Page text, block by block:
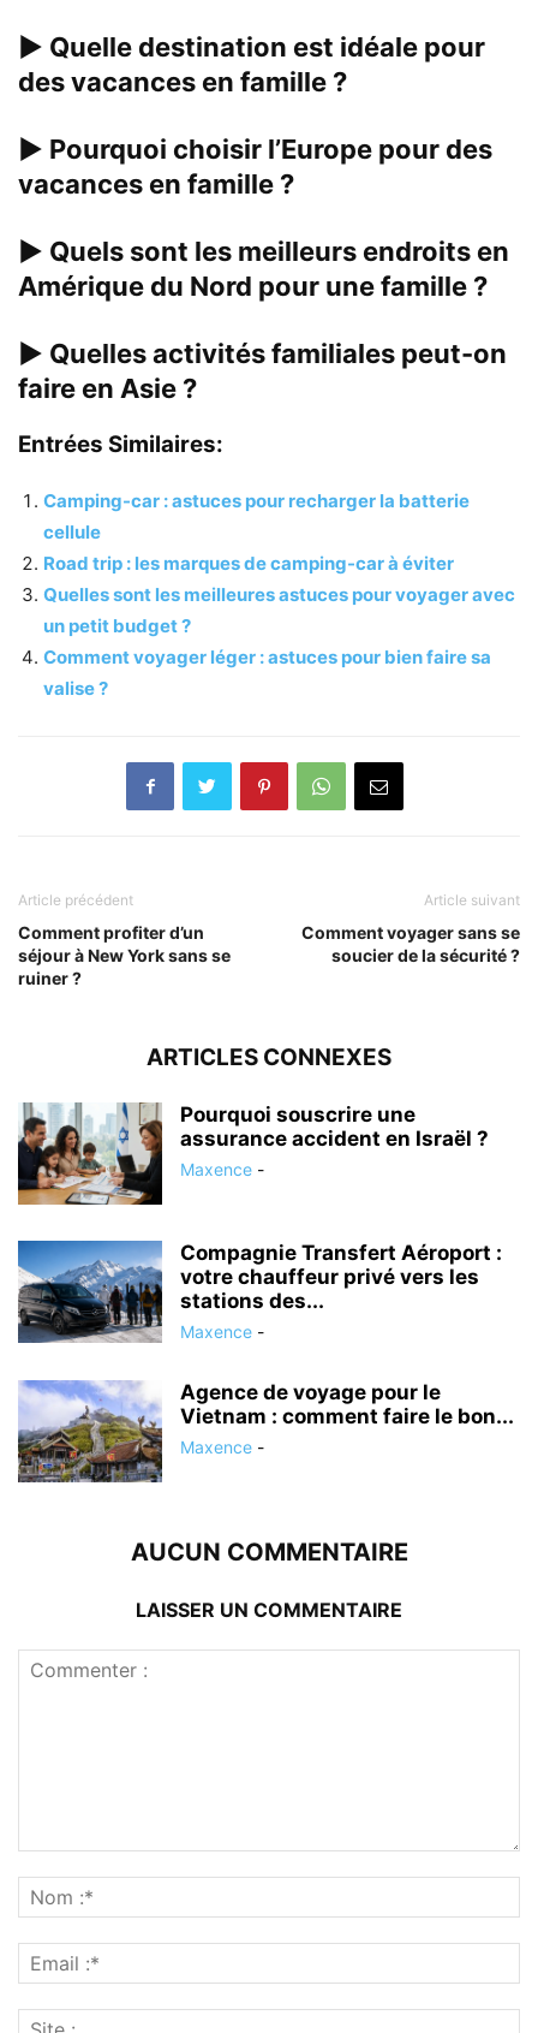
▶ Quelle destination est idéale pour
des vacances en famille ?
▶ Pourquoi choisir l’Europe pour des
vacances en famille ?
▶ Quels sont les meilleurs endroits en
Amérique du Nord pour une famille ?
▶ Quelles activités familiales peut-on
faire en Asie ?
Entrées Similaires:
Camping-car : astuces pour recharger la batterie
cellule
Road trip : les marques de camping-car à éviter
Quelles sont les meilleures astuces pour voyager avec
un petit budget ?
Comment voyager léger : astuces pour bien faire sa
valise ?
Article précédent
Comment profiter d’un
séjour à New York sans se
ruiner ?
Article suivant
Comment voyager sans se
soucier de la sécurité ?
ARTICLES CONNEXES
Pourquoi souscrire une
assurance accident en Israël ?
Maxence -
Compagnie Transfert Aéroport :
votre chauffeur privé vers les
stations des...
Maxence -
Agence de voyage pour le
Vietnam : comment faire le bon...
Maxence -
AUCUN COMMENTAIRE
LAISSER UN COMMENTAIRE